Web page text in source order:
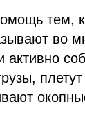
тем,
во
активно